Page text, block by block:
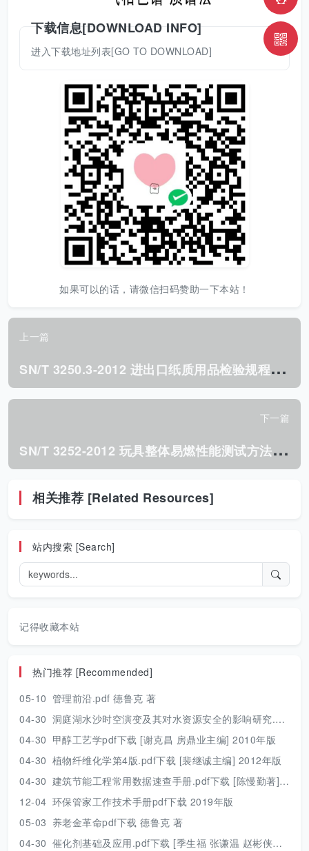
下载信息[DOWNLOAD INFO]
进入下载地址列表[GO TO DOWNLOAD]
如果可以的话，请微信扫码赞助一下本站！
上一篇
S
N/T 3250.3-2012 进出口纸质用品检验规程 第3部分:纸衣服.pdf
下一篇
S
N/T 3252-2012 玩具整体易燃性能测试方法.pdf
相关推荐 [Related Resources]
站内搜索 [Search]
记得收藏本站
热门推荐 [Recommended]
05-10 管理前沿.pdf 德鲁克 著
04-30 洞庭湖水沙时空演变及其对水资源安全的影响研究.pdf 胡光伟 著 2017年版
04-30 甲醇工艺学pdf下载 [谢克昌 房鼎业主编] 2010年版
04-30 植物纤维化学第4版.pdf下载 [裴继诚主编] 2012年版
04-30 建筑节能工程常用数据速查手册.pdf下载 [陈慢勤著] 2010年版
12-04 环保管家工作技术手册pdf下载 2019年版
05-03 养老金革命pdf下载 德鲁克 著
04-30 催化剂基础及应用.pdf下载 [季生福 张谦温 赵彬侠编] 2011年版